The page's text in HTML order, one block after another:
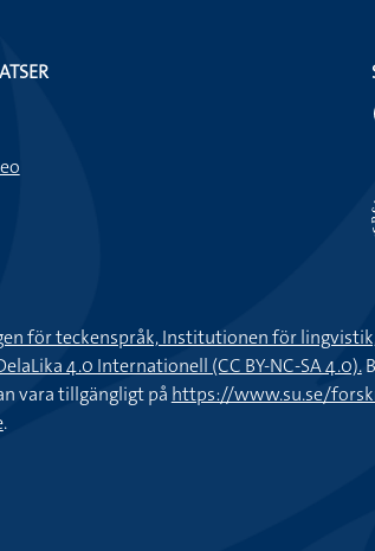
för teckenspråk, Institutionen för
4.0 Internationell (CC BY-NC-SA 4.0).
vara tillgängligt på https://www.su.se/
.